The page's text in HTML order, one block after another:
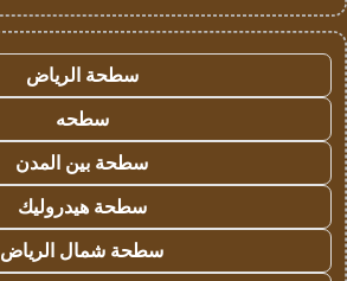
سطحة الرياض
سطحه
سطحة بين المدن
سطحة هيدروليك
سطحة شمال الرياض